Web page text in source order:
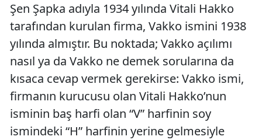
Şen Şapka adıyla 1934 yılında Vitali Hakko
tarafından kurulan firma, Vakko ismini 1938
yılında almıştır. Bu noktada; Vakko açılımı
nasıl ya da Vakko ne demek sorularına da
kısaca cevap vermek gerekirse: Vakko ismi,
firmanın kurucusu olan Vitali Hakko’nun
isminin baş harfi olan “V” harfinin soy
ismindeki “H” harfinin yerine gelmesiyle